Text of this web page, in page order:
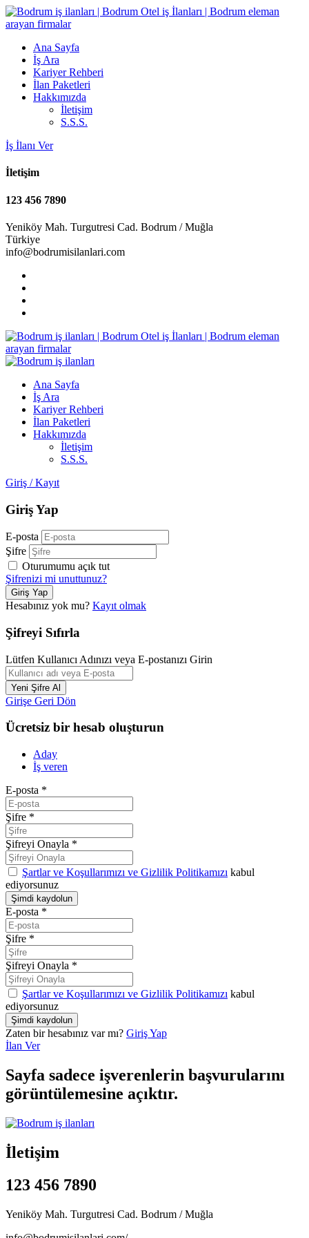
Ana Sayfa
İş Ara
Kariyer Rehberi
İlan Paketleri
Hakkımızda
İletişim
S.S.S.
İş İlanı Ver
İletişim
123 456 7890
Yeniköy Mah. Turgutresi Cad. Bodrum / Muğla
Türkiye
info@bodrumisilanlari.com
Ana Sayfa
İş Ara
Kariyer Rehberi
İlan Paketleri
Hakkımızda
İletişim
S.S.S.
Giriş / Kayıt
Giriş Yap
E-posta
Şifre
Oturumumu açık tut
Şifrenizi mi unuttunuz?
Hesabınız yok mu? Kayıt olmak
Şifreyi Sıfırla
Lütfen Kullanıcı Adınızı veya E-postanızı Girin
Girişe Geri Dön
Ücretsiz bir hesab oluşturun
Aday
İş veren
E-posta *
Şifre *
Şifreyi Onayla *
Şartlar ve Koşullarımızı ve Gizlilik Politikamızı kabul
ediyorsunuz
E-posta *
Şifre *
Şifreyi Onayla *
Şartlar ve Koşullarımızı ve Gizlilik Politikamızı kabul
ediyorsunuz
Zaten bir hesabınız var mı? Giriş Yap
İlan Ver
Sayfa sadece işverenlerin başvurularını
görüntülemesine açıktır.
İletişim
123 456 7890
Yeniköy Mah. Turgutresi Cad. Bodrum / Muğla